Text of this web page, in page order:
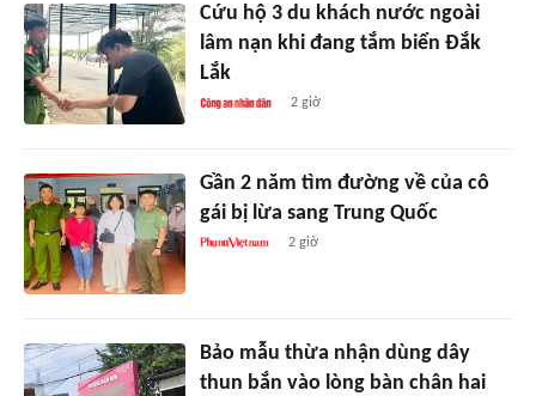
Cứu hộ 3 du khách nước ngoài
lâm nạn khi đang tắm biển Đắk
Lắk
2 giờ
Gần 2 năm tìm đường về của cô
gái bị lừa sang Trung Quốc
2 giờ
Bảo mẫu thừa nhận dùng dây
thun bắn vào lòng bàn chân hai